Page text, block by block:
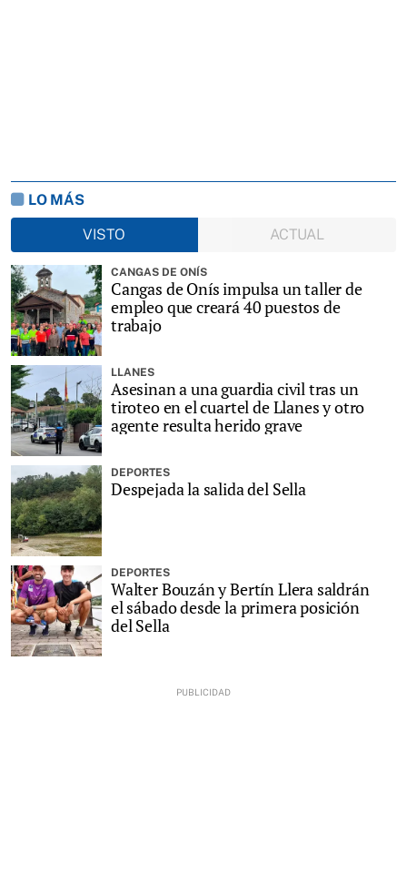
LO MÁS
VISTO
ACTUAL
CANGAS DE ONÍS
Cangas de Onís impulsa un taller de
empleo que creará 40 puestos de
trabajo
LLANES
Asesinan a una guardia civil tras un
tiroteo en el cuartel de Llanes y otro
agente resulta herido grave
DEPORTES
Despejada la salida del Sella
DEPORTES
Walter Bouzán y Bertín Llera saldrán
el sábado desde la primera posición
del Sella